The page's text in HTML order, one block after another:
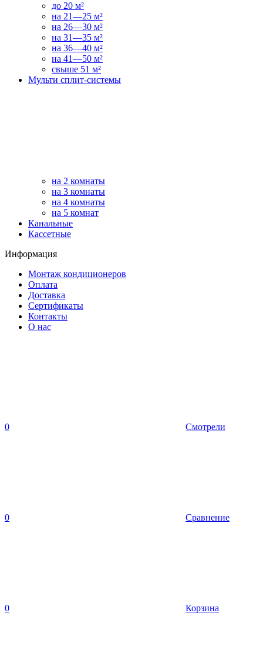
до 20 м²
на 21—25 м²
на 26—30 м²
на 31—35 м²
на 36—40 м²
на 41—50 м²
свыше 51 м²
Мульти сплит-системы
на 2 комнаты
на 3 комнаты
на 4 комнаты
на 5 комнат
Канальные
Кассетные
Информация
Монтаж кондиционеров
Оплата
Доставка
Сертификаты
Контакты
О нас
0 Смотрели
0 Сравнение
0 Корзина